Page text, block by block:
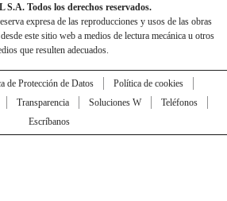
Todos los derechos reservados.
expresa de las reproducciones y usos de las obras
este sitio web a medios de lectura mecánica u otros
que resulten adecuados.
de Protección de Datos
Política de cookies
Transparencia Soluciones W
Teléfonos
Escríbanos